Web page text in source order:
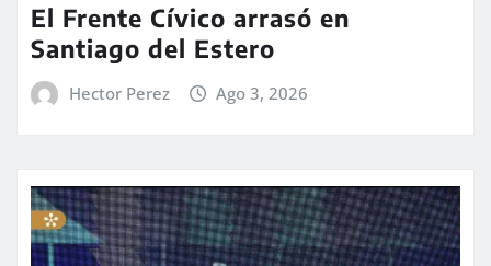
El Frente Cívico arrasó en
Santiago del Estero
Hector Perez Ago 3, 2026